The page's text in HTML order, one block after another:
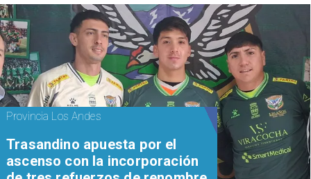
Provincia Los Andes
Trasandino apuesta por el
ascenso con la incorporación